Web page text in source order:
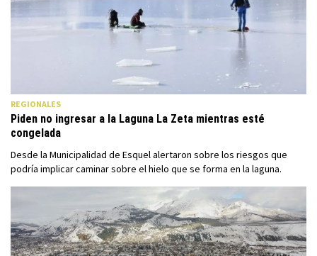
REGIONALES
Piden no ingresar a la Laguna La Zeta mientras esté
congelada
Desde la Municipalidad de Esquel alertaron sobre los riesgos que
podría implicar caminar sobre el hielo que se forma en la laguna.